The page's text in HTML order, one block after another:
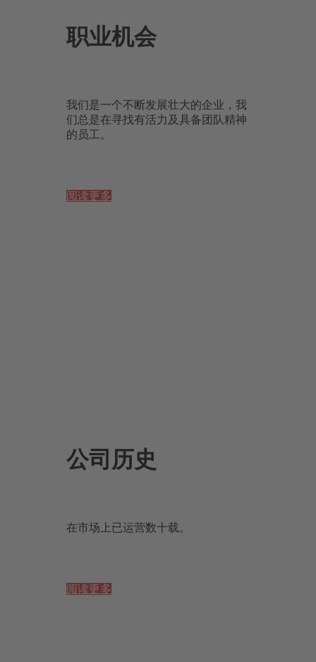
职业机会
我们是一个不断发展壮大的企业，我
们总是在寻找有活力及具备团队精神
的员工。
阅读更多
公司历史
在市场上已运营数十载。
阅读更多